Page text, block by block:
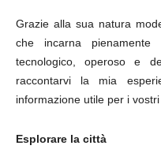
Grazie alla sua natura
che incarna
tecnologico, operoso e
raccontarvi la mia
informazione utile per i vostri
Esplorare la città